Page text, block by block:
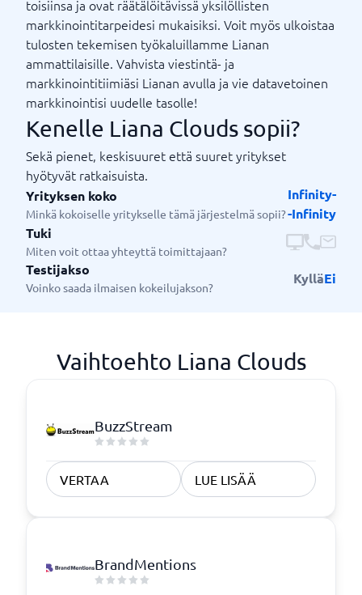
toisiinsa ja ovat räätälöitävissä yksilöllisten
markkinointitarpeidesi mukaisiksi. Voit myös ulkoistaa
tulosten tekemisen työkaluillamme Lianan
ammattilaisille. Vahvista viestintä- ja
markkinointitiimiäsi Lianan avulla ja vie datavetoinen
markkinointisi uudelle tasolle!
Kenelle Liana Clouds sopii?
Sekä pienet, keskisuuret että suuret yritykset
hyötyvät ratkaisuista.
Yrityksen koko
Minkä kokoiselle yritykselle tämä järjestelmä sopii?
Infinity-
-Infinity
Tuki
Miten voit ottaa yhteyttä toimittajaan?
Testijakso
Voinko saada ilmaisen kokeilujakson?
KylläEi
Vaihtoehto Liana Clouds
BuzzStream
VERTAA LUE LISÄÄ
BrandMentions